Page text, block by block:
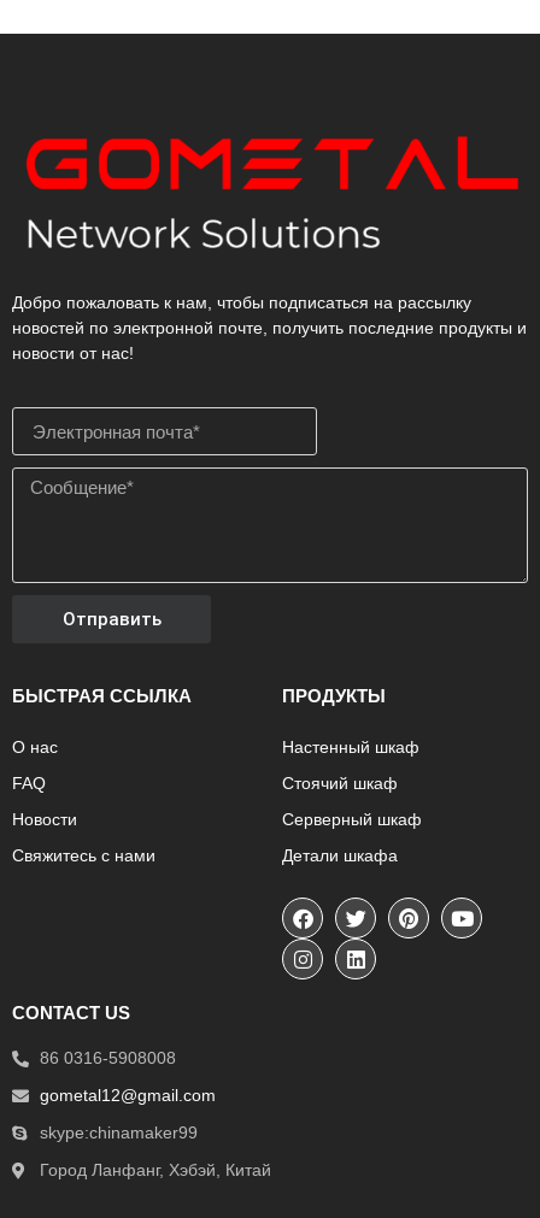
Добро пожаловать к нам, чтобы подписаться на рассылку
новостей по электронной почте, получить последние продукты и
новости от нас!
Отправить
БЫСТРАЯ ССЫЛКА
О нас
FAQ
Новости
Свяжитесь с нами
ПРОДУКТЫ
Настенный шкаф
Стоячий шкаф
Серверный шкаф
Детали шкафа
CONTACT US
86 0316-5908008
gometal12@gmail.com
skype:chinamaker99
Город Ланфанг, Хэбэй, Китай